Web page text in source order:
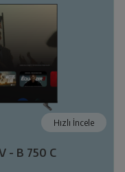
Hızlı İncele
- B 750 C